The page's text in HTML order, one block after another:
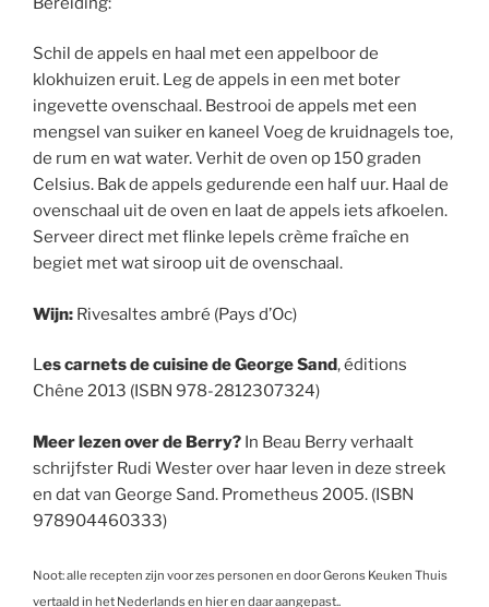
Schil de appels en haal met een appelboor de
klokhuizen eruit. Leg de appels in een met boter
ingevette ovenschaal. Bestrooi de appels met een
mengsel van suiker en kaneel Voeg de kruidnagels toe,
de rum en wat water. Verhit de oven op 150 graden
Celsius. Bak de appels gedurende een half uur. Haal de
ovenschaal uit de oven en laat de appels iets afkoelen.
Serveer direct met flinke lepels crème fraîche en
begiet met wat siroop uit de ovenschaal.
Wijn: Rivesaltes ambré (Pays d’Oc)
Les carnets de cuisine de George Sand, éditions
Chêne 2013 (ISBN 978-2812307324)
Meer lezen over de Berry? In Beau Berry verhaalt
schrijfster Rudi Wester over haar leven in deze streek
en dat van George Sand. Prometheus 2005. (ISBN
978904460333)
Noot: alle recepten zijn voor zes personen en door Gerons Keuken Thuis
vertaald in het Nederlands en hier en daar aangepast..